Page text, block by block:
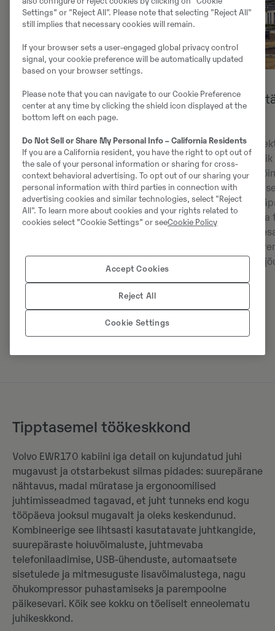
Loodud töövõimeaega silmas
pidades
Volvo EWR170 iga element alates
tugevast raamist kuni kõrge
kvaliteediga komponentideni on
projekteeritud vastupidavaks,
tagades pika tööea ja seisakuaegade
minimeerimise. Vajalikud
rühmitatud määrdepunktidele,
olulistele hooldusaladele maapinnalt
juurdepääsule ja valikulisele
hüdraulikaõli kiirtäitmisfunktsioonile,
mis kõik vähendavad seisakuaegu ja
parendavad üldist tootlikkust.
Tõhusus ja
hüdraulika
Täiustatud
hüdraulilise
ainult siis, kui
saavutades
töö ja
olenemata
on masina
maksimaalne
Tipptasemel töökeskkond
Volvo EWR170 kabiini iga detail on kujundatud juhi
mugavust ja otstarbekust silmas pidades: suurepärane
nähtavus, madal müratase ja ergonoomilised
juhtimisseadmed tagavad, et juht tunneks end kogu
tööpäeva jooksul mugavalt ja oleks keskendunud.
Kombineerige see lihtsasti kasutatavate juhtkangide,
suurepäraste hoiuvõimaluste, juhtmevaba
telefonilaadimise, USB-ühenduste, automaatsete
sisetulede ja mitmesuguste lisavõimalustega, nagu
õhukompressor puhastamiseks ja parempoolne
päikesevari. Kõik see kokku on tõeliselt enneolematu
juhikeskkond.
Settings” or "Reject All". Please note that selecting "Reject All"
still implies that necessary cookies will remain.
If your browser sets a user-engaged global privacy control
signal, your cookie preference will be automatically updated
based on your browser settings.
Please note that you can navigate to our Cookie Preference
center at any time by clicking the shield icon displayed at the
bottom left on each page.
Do Not Sell or Share My Personal Info – California Residents
If you are a California resident, you have the right to opt out of
the sale of your personal information or sharing for cross-
context behavioral advertising. To opt out of our sharing your
personal information with third parties in connection with
advertising cookies and similar technologies, select "Reject
All". To learn more about cookies and your rights related to
cookies select “Cookie Settings” or seeCookie Policy
Accept Cookies
Reject All
Cookie Settings